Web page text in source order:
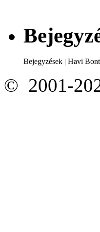
Bejegyzések | Havi
© 2001-